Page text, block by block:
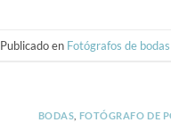
Publicado en Fotógrafos de
BODAS FOTÓGRAFO DE